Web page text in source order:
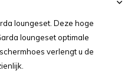
loungeset. Deze hoge
loungeset optimale
verlengt u de